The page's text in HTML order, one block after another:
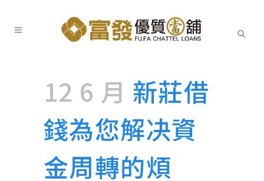
12 6 月 新莊借
錢為您解决資
金周轉的煩